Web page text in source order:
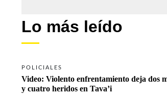
Lo más leído
POLICIALES
Video: Violento enfrentamiento deja dos
y cuatro heridos en Tava’i